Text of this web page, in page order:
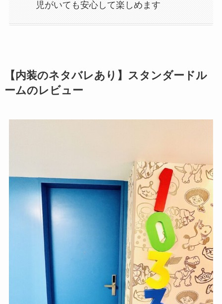
児がいても安心して楽しめます
【内装のネタバレあり】スタンダードル
ームのレビュー